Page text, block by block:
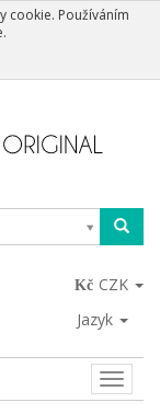
cookie. Používáním
CZK
Jazyk
Toggle